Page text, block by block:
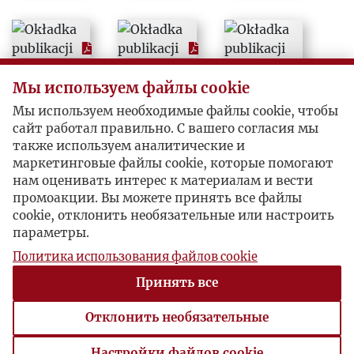
1992
1993
1994
1996
1997
1998
Мы используем файлы cookie
Мы используем необходимые файлы cookie, чтобы
сайт работал правильно. С вашего согласия мы
также используем аналитические и
маркетинговые файлы cookie, которые помогают
нам оценивать интерес к материалам и вести
промоакции. Вы можете принять все файлы
cookie, отклонить необязательные или настроить
параметры.
Политика использования файлов cookie
Принять все
Отклонить необязательные